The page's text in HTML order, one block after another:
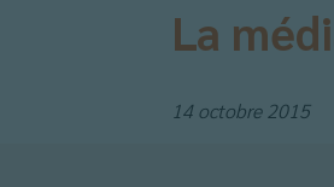
La
14 octobre 2015